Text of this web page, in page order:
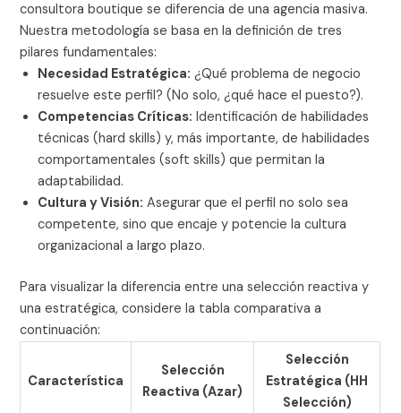
consultora boutique se diferencia de una agencia masiva.
Nuestra metodología se basa en la definición de tres
pilares fundamentales:
Necesidad Estratégica: ¿Qué problema de negocio
resuelve este perfil? (No solo, ¿qué hace el puesto?).
Competencias Críticas: Identificación de habilidades
técnicas (hard skills) y, más importante, de habilidades
comportamentales (soft skills) que permitan la
adaptabilidad.
Cultura y Visión: Asegurar que el perfil no solo sea
competente, sino que encaje y potencie la cultura
organizacional a largo plazo.
Para visualizar la diferencia entre una selección reactiva y
una estratégica, considere la tabla comparativa a
continuación:
Característica
Selección
Reactiva (Azar)
Selección
Estratégica (HH
Selección)